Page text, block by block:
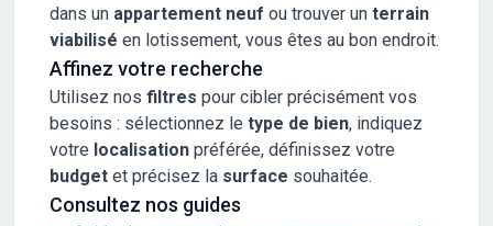
dans un appartement neuf ou trouver un terrain
viabilisé en lotissement, vous êtes au bon endroit.
Affinez votre recherche
Utilisez nos filtres pour cibler précisément vos
besoins : sélectionnez le type de bien, indiquez
votre localisation préférée, définissez votre
budget et précisez la surface souhaitée.
Consultez nos guides